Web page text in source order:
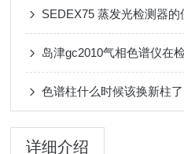
SEDEX75 蒸发光检测器
岛津gc2010气相色谱仪在
色谱柱什么时候该换新柱了
详细介绍